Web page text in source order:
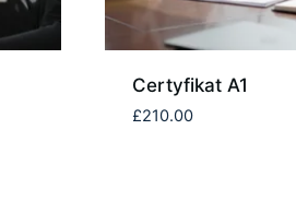
Certyfikat A1
£210.00